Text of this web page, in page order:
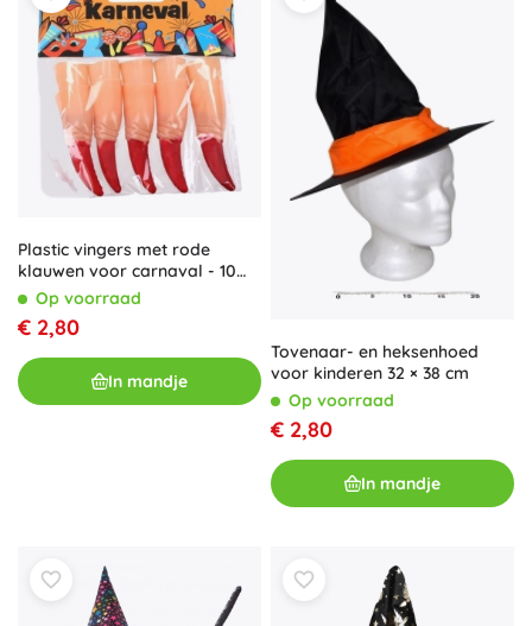
Plastic vingers met rode
klauwen voor carnaval - 10
stuksOp voorraad
€ 2,80
In mandje
Tovenaar- en heksenhoed
voor kinderen 32 × 38 cm
Op voorraad
€ 2,80
In mandje